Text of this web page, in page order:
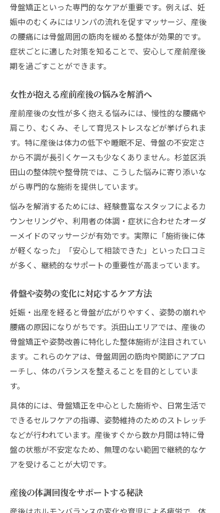
骨盤矯正といった専門的なケアが重要です。例えば、妊
娠中のむくみにはリンパの流れを促すマッサージ、産後
の腰痛には骨盤周囲の筋肉を緩める整体が効果的です。
症状ごとに適した対策を知ることで、安心して産前産後
期を過ごすことができます。
女性が抱える産前産後の悩みを解消へ
産前産後の女性が多く抱える悩みには、慢性的な腰痛や
肩こり、むくみ、そして育児ストレスなどが挙げられま
す。特に産後は体力の低下や睡眠不足、骨盤の不安定さ
から不調が長引くケースも少なくありません。杉並区浜
田山の整体院や整骨院では、こうした悩みに寄り添いな
がら専門的な施術を提供しています。
悩みを解消するためには、経験豊富なスタッフによるカ
ウンセリングや、利用者の体調・症状に合わせたオーダ
ーメイドのマッサージが有効です。実際に「施術後に体
が軽くなった」「安心して相談できた」といった口コミ
が多く、継続的なサポートの重要性が高まっています。
骨盤や姿勢の変化に対応するケア方法
妊娠・出産を経ると骨盤が広がりやすく、姿勢の崩れや
腰痛の原因になりがちです。浜田山エリアでは、産後の
骨盤矯正や姿勢改善に特化した整体施術が注目されてい
ます。これらのケアは、骨盤周囲の筋肉や関節にアプロ
ーチし、体のバランスを整えることを目的としていま
す。
具体的には、骨盤矯正を中心とした施術や、日常生活で
できるセルフケアの指導、姿勢維持のためのストレッチ
などが行われています。産後すぐから数か月間は特に骨
盤の状態が不安定なため、無理のない範囲で継続的なケ
アを受けることが大切です。
産後の体調回復をサポートする秘訣